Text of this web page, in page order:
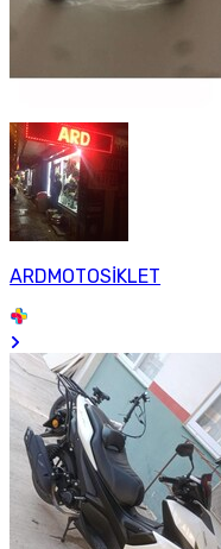
ARDMOTOSİKLET